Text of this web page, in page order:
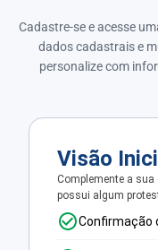
Cadastre-se e acesse
dados cadastrais e
personalize com
Visão
Complemente a
possui algum
Confirmação